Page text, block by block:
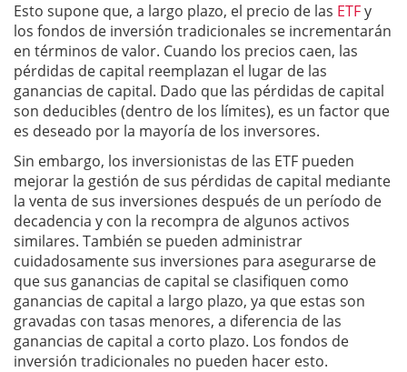
Esto supone que, a largo plazo, el precio de las ETFy
los fondos de inversión tradicionales se incrementarán
en términos de valor. Cuando los precios caen, las
pérdidas de capital reemplazan el lugar de las
ganancias de capital. Dado que las pérdidas de capital
son deducibles (dentro de los límites), es un factor que
es deseado por la mayoría de los inversores.
Sin embargo, los inversionistas de las ETF pueden
mejorar la gestión de sus pérdidas de capital mediante
la venta de sus inversiones después de un período de
decadencia y con la recompra de algunos activos
similares. También se pueden administrar
cuidadosamente sus inversiones para asegurarse de
que sus ganancias de capital se clasifiquen como
ganancias de capital a largo plazo, ya que estas son
gravadas con tasas menores, a diferencia de las
ganancias de capital a corto plazo. Los fondos de
inversión tradicionales no pueden hacer esto.